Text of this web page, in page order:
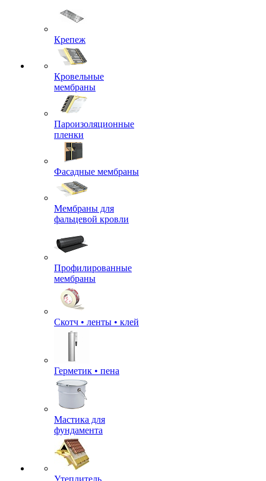
Крепеж
Кровельные
мембраны
Пароизоляционные
пленки
Фасадные мембраны
Мембраны для
фальцевой кровли
Профилированные
мембраны
Скотч • ленты • клей
Герметик • пена
Мастика для
фундамента
Утеплитель